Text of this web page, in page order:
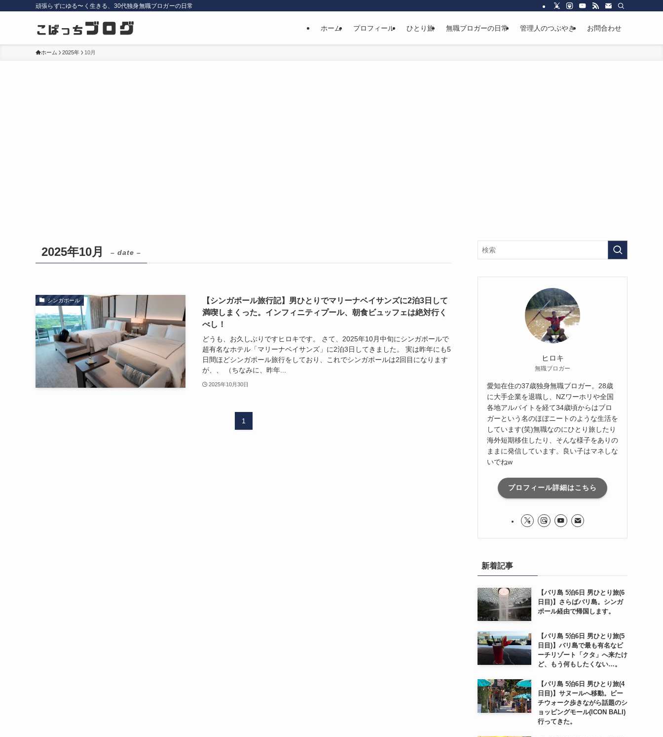
頑張らずにゆる〜く生きる、30代独身無職ブロガーの日常
ホーム プロフィール ひとり旅 無職ブロガーの日常 管理人のつぶやき お問合わせ
ホーム 2025年 10月
2025年10月 – date –
シンガポール
【シンガポール旅行記】男ひとりでマリーナベイサンズに2泊3日して
満喫しまくった。インフィニティプール、朝食ビュッフェは絶対行く
べし！
どうも、お久しぶりですヒロキです。 さて、2025年10月中旬にシンガポールで
超有名なホテル「マリーナベイサンズ」に2泊3日してきました。 実は昨年にも5
日間ほどシンガポール旅行をしており、これでシンガポールは2回目になります
が、、 （ちなみに、昨年...
2025年10月30日
1
ヒロキ
無職ブロガー
愛知在住の37歳独身無職ブロガー。28歳
に大手企業を退職し、NZワーホリや全国
各地アルバイトを経て34歳頃からはブロ
ガーという名のほぼニートのような生活を
しています(笑)無職なのにひとり旅したり
海外短期移住したり、そんな様子をありの
ままに発信しています。良い子はマネしな
いでねw
プロフィール詳細はこちら
新着記事
【バリ島 5泊6日 男ひとり旅(6
日目)】さらばバリ島。シンガ
ポール経由で帰国します。
【バリ島 5泊6日 男ひとり旅(5
日目)】バリ島で最も有名なビ
ーチリゾート「クタ」へ来たけ
ど、もう何もしたくない…。
【バリ島 5泊6日 男ひとり旅(4
日目)】サヌールへ移動。ビー
チウォーク歩きながら話題のシ
ョッピングモール(ICON BALI)
行ってきた。